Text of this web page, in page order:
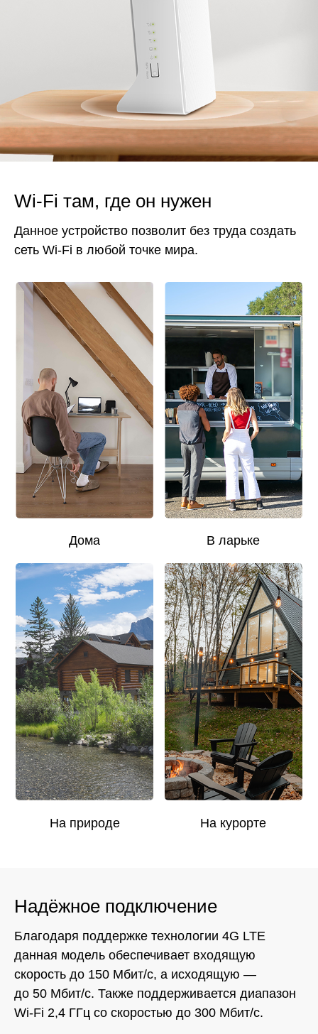
Wi‑Fi там, где он нужен
Данное устройство позволит без труда создать
сеть Wi‑Fi в любой точке мира.
Дома В ларьке
На природе На курорте
Надёжное подключение
Благодаря поддержке технологии 4G LTE
данная модель обеспечивает входящую
скорость до 150 Мбит/с, а исходящую —
до 50 Мбит/с. Также поддерживается диапазон
Wi‑Fi 2,4 ГГц со скоростью до 300 Мбит/с.